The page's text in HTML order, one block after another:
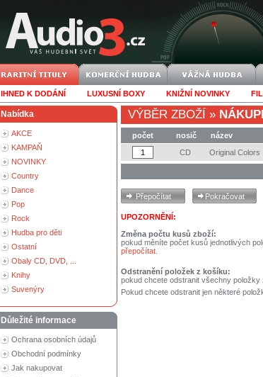
IHNED K DODÁNÍ LUXUSNÍ BOXY KNIŽNÍ NOVINKY
Nabídka
AKCE
KAMPAŇ
NOVINKY
Country
Dance
Pop
Rock
Hudba pro děti
Ostatní
Obaly CD, DVD, ...
Knihy
Suvenýry
Důležité informace
Ochrana osobních údajů
Obchodní podmínky
Jak nakupovat
VÝBĚR ZBOŽÍ »
počet nosič název
CD
Original Colors
UPOZORNĚNÍ:
Změna počtu kusů zboží:
pokud měníte počet kusů jednotlivých
přepočítat
Odstranění položek z košíku:
pokud chcete odstranit všechny
Pokud chcete odstranit jen některé